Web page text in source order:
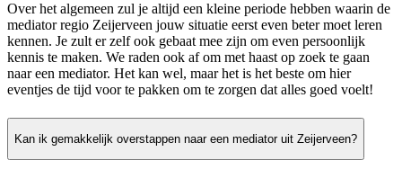
Over het algemeen zul je altijd een kleine periode hebben waarin de
mediator regio Zeijerveen jouw situatie eerst even beter moet leren
kennen. Je zult er zelf ook gebaat mee zijn om even persoonlijk
kennis te maken. We raden ook af om met haast op zoek te gaan
naar een mediator. Het kan wel, maar het is het beste om hier
eventjes de tijd voor te pakken om te zorgen dat alles goed voelt!
Kan ik gemakkelijk overstappen naar een mediator uit Zeijerveen?